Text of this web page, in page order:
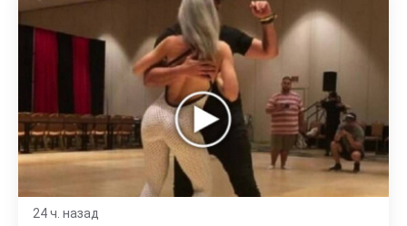
24 ч. назад